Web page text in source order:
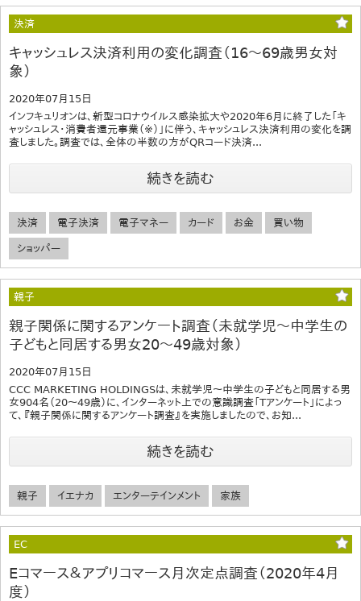
決済
キャッシュレス決済利用の変化調査（16～69歳男女対
象）
2020年07月15日
インフキュリオンは、新型コロナウイルス感染拡大や2020年6月に終了した「キ
ャッシュレス・消費者還元事業（※）」に伴う、キャッシュレス決済利用の変化を調
査しました。調査では、全体の半数の方がQRコード決済...
続きを読む
決済 電子決済 電子マネー カード お金 買い物
ショッパー
親子
親子関係に関するアンケート調査（未就学児～中学生の
子どもと同居する男女20～49歳対象）
2020年07月15日
CCC MARKETING HOLDINGSは、未就学児～中学生の子どもと同居する男
女904名（20～49歳）に、インターネット上での意識調査「Tアンケート」によっ
て、『親子関係に関するアンケート調査』を実施しましたので、お知...
続きを読む
親子 イエナカ エンターテインメント 家族
EC
Eコマース＆アプリコマース月次定点調査（2020年4月
度）